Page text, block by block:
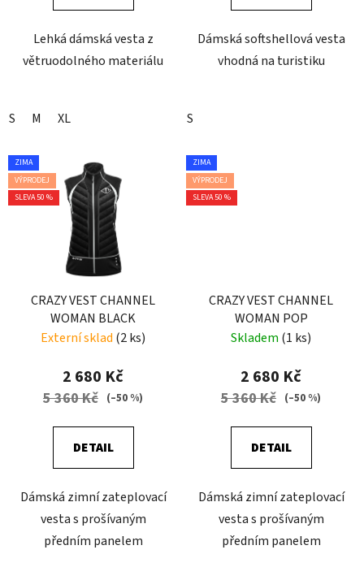
Lehká dámská vesta z
větruodolného materiálu
S M XL
Dámská softshellová vesta
vhodná na turistiku
S
ZIMA
VÝPRODEJ
SLEVA 50 %
CRAZY VEST CHANNEL
WOMAN BLACK
Externí sklad (2 ks)
2 680 Kč
5 360 Kč (–50 %)
DETAIL
Dámská zimní zateplovací
vesta s prošívaným
předním panelem
ZIMA
VÝPRODEJ
SLEVA 50 %
CRAZY VEST CHANNEL
WOMAN POP
Skladem (1 ks)
2 680 Kč
5 360 Kč (–50 %)
DETAIL
Dámská zimní zateplovací
vesta s prošívaným
předním panelem